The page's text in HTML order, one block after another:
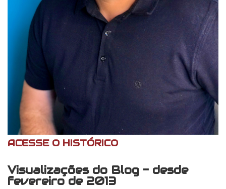
ACESSE O HISTÓRICO
Visualizações do Blog - desde
fevereiro de 2013